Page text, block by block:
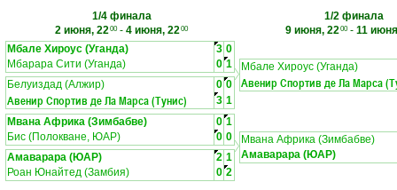
1/4 финала
2 июня, 2200- 4 июня, 2200
1/2 финала
9 июня, 2200- 11
Мбале Хироус (Уганда)
3 0
Мбарара Сити (Уганда)
0 1
Белуиздад (Алжир)
0 0
Авенир Спортив де Ла Марса (Тунис) 3 1
Мбале Хироус (Уганда)
Авенир Спортив де Ла Марса
Мвана Африка (Зимбабве) 0 1
Бис (Полокване, ЮАР)
0 0
Амаварара (ЮАР)
2 1
Роан Юнайтед (Замбия)
0 2
Мвана Африка (Зимбабве)
Амаварара (ЮАР)